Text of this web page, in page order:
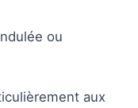
ou
aux